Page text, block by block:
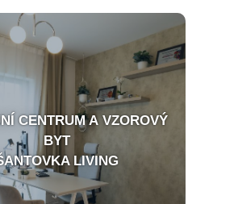
CENTRUM A VZOROVÝ
BYT
LIVING